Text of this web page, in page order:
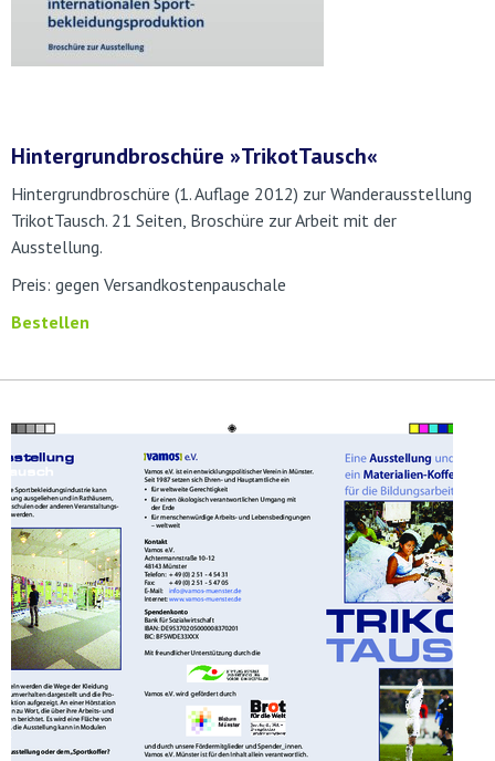
Hintergrundbroschüre »TrikotTausch«
Hintergrundbroschüre (1. Auflage 2012) zur Wanderausstellung
TrikotTausch. 21 Seiten, Broschüre zur Arbeit mit der
Ausstellung.
Preis: gegen Versandkostenpauschale
Bestellen